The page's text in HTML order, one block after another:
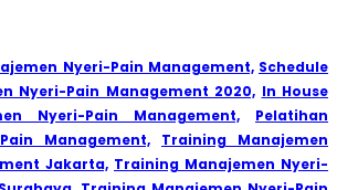
Nyeri-Pain Management, Schedule
Nyeri-Pain Management 2020, In House
Nyeri-Pain Management,
Pelatihan
Management,
Training Manajemen
Jakarta, Training Manajemen Nyeri-